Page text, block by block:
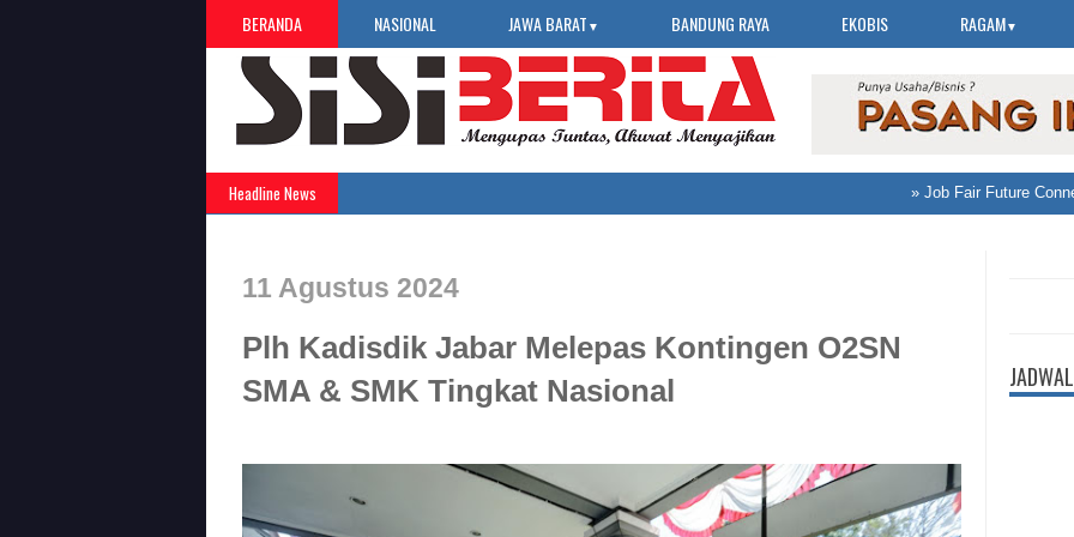
BERANDA NASIONAL JAWA BARAT ▼ BANDUNG RAYA EKOBIS RAGAM▼
Headline News Job Fair Future Connect
11 Agustus 2024
Plh Kadisdik Jabar Melepas Kontingen O2SN
SMA & SMK Tingkat Nasional